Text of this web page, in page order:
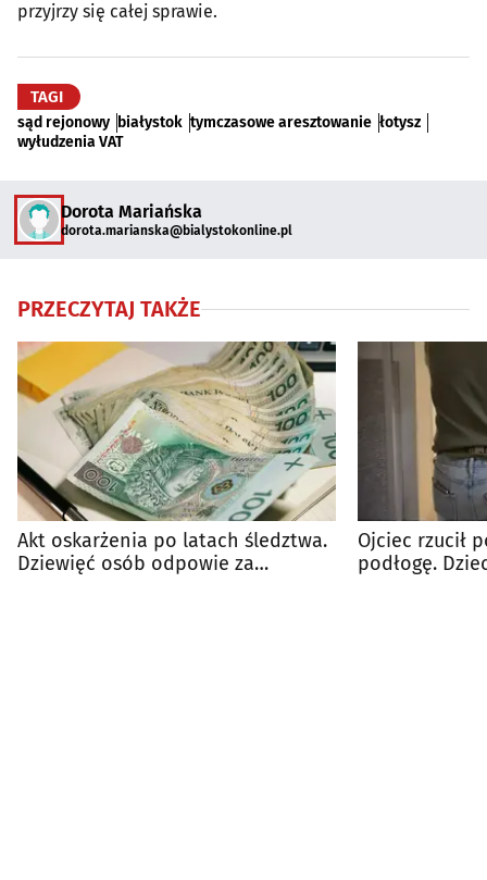
przyjrzy się całej sprawie.
TAGI
sąd rejonowy białystok tymczasowe aresztowanie łotysz
wyłudzenia VAT
Dorota Mariańska
dorota.marianska@bialystokonline.pl
PRZECZYTAJ TAKŻE
Akt oskarżenia po latach śledztwa.
Dziewięć osób odpowie za
Ojciec rzucił
podłogę.